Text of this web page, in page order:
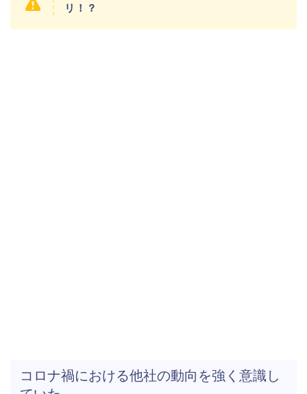
リ！？
コロナ禍における他社の動向を強く意識し